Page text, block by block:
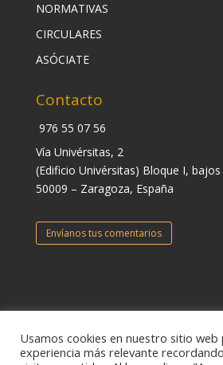
NORMATIVAS
CIRCULARES
ASÓCIATE
Contacto
976 55 07 56
Vía Univérsitas, 2
(Edificio Univérsitas) Bloque I, bajos
50009 – Zaragoza, España
Envíanos tus comentarios
Usamos cookies en nuestro sitio
experiencia más relevante